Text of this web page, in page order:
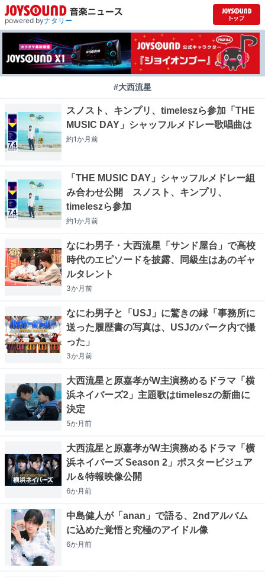
powered byナタリー
#大西流星
スノスト、キンプリ、timeleszら参加「THE
MUSIC DAY」シャッフルメドレー歌唱曲は
約1か月前
「THE MUSIC DAY」シャッフルメドレー組
み合わせ公開 スノスト、キンプリ、
timeleszら参加
約1か月前
なにわ男子・大西流星「サンド屋台」で高校
時代のエピソードを披露、同級生はあのギャ
ルタレント
3か月前
なにわ男子と「USJ」に驚きの縁「事務所に
送った履歴書の写真は、USJのパーク内で撮
った」
3か月前
大西流星と原嘉孝がW主演務めるドラマ「横
浜ネイバーズ2」主題歌はtimeleszの新曲に
決定
5か月前
大西流星と原嘉孝がW主演務めるドラマ「横
浜ネイバーズ Season 2」ポスタービジュア
ル＆特報映像公開
6か月前
中島健人が「anan」で語る、2ndアルバム
に込めた覚悟と究極のアイドル像
6か月前